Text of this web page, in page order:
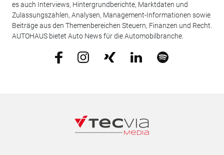
es auch Interviews, Hintergrundberichte, Marktdaten und
Zulassungszahlen, Analysen, Management-Informationen sowie
Beiträge aus den Themenbereichen Steuern, Finanzen und Recht.
AUTOHAUS bietet Auto News für die Automobilbranche.